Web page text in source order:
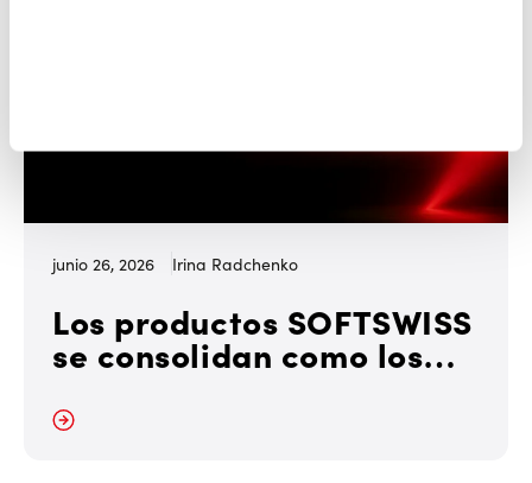
junio 26, 2026 Irina Radchenko
Los productos SOFTSWISS
se consolidan como los
2026 y SiGMA Asia 2026